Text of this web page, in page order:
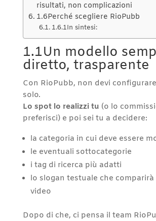
risultati, non complicazioni
1.6Perché scegliere RioPubb
1.6.1In sintesi:
1.1Un modello
diretto, trasparente
Con RioPubb, non devi
solo.
Lo spot lo realizzi tu (o lo
preferisci) e poi sei tu a decidere:
la categoria in cui deve essere
le eventuali sottocategorie
i tag di ricerca più adatti
lo slogan testuale che
video
Dopo di che, ci pensa il team